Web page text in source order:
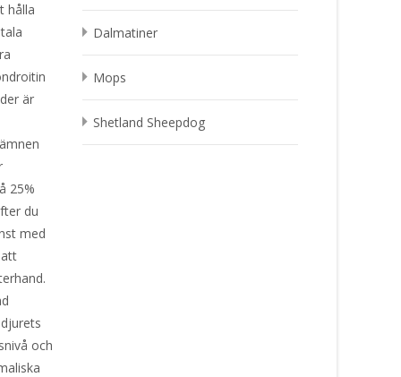
hålla
är
25%
du
med
och
Dalmatiner
Mops
Shetland Sheepdog